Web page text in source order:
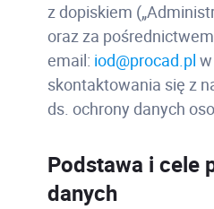
z dopiskiem
oraz za
email: iod@procad.pl
skontaktowania się z
ds. ochrony danych
Podstawa i cele
danych